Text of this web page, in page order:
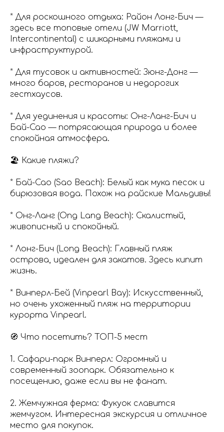
* Для роскошного отдыха: Район Лонг-Бич —
здесь все топовые отели (JW Marriott,
Intercontinental) с шикарными пляжами и
инфраструктурой.
* Для тусовок и активностей: Зюнг-Донг —
много баров, ресторанов и недорогих
гестхаусов.
* Для уединения и красоты: Онг-Ланг-Бич и
Бай-Сао — потрясающая природа и более
спокойная атмосфера.
🏖️ Какие пляжи?
* Бай-Сао (Sao Beach): Белый как мука песок и
бирюзовая вода. Похож на райские Мальдивы!
* Онг-Ланг (Ong Lang Beach): Скалистый,
живописный и спокойный.
* Лонг-Бич (Long Beach): Главный пляж
острова, идеален для закатов. Здесь кипит
жизнь.
* Винперл-Бей (Vinpearl Bay): Искусственный,
но очень ухоженный пляж на территории
курорта Vinpearl.
🧭 Что посетить? ТОП-5 мест
1. Сафари-парк Винперл: Огромный и
современный зоопарк. Обязательно к
посещению, даже если вы не фанат.
2. Жемчужная ферма: Фукуок славится
жемчугом. Интересная экскурсия и отличное
место для покупок.